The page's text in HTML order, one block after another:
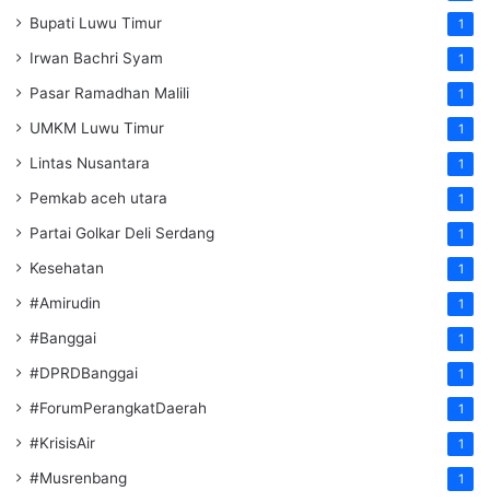
Bupati Luwu Timur 1
Irwan Bachri Syam 1
Pasar Ramadhan Malili 1
UMKM Luwu Timur 1
Lintas Nusantara 1
Pemkab aceh utara 1
Partai Golkar Deli Serdang 1
Kesehatan 1
#Amirudin 1
#Banggai 1
#DPRDBanggai 1
#ForumPerangkatDaerah 1
#KrisisAir 1
#Musrenbang 1